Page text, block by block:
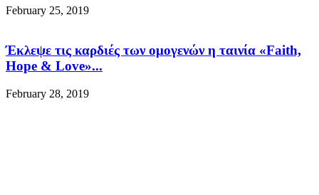
February 25, 2019
Έκλεψε τις καρδιές των ομογενών η ταινία «Faith,
Hope & Love»...
February 28, 2019